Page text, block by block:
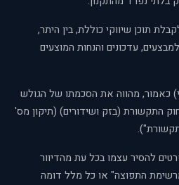
תוכן שיווקי כוללת, בין היתר,
עדכונים והנחות המוצעים
כאמור, מהווה את הסכמתו של הגולש
התקשורת (בזק ושידורים) (תיקון מס'
להסיר עצמו בכל עת מהדיוור
התפוצה" או כל מלל דומה